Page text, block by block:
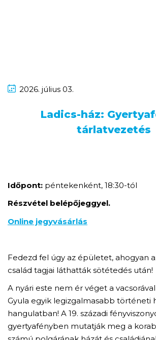
2026. július 03.
Ladics-ház:
tárlatvezetés
Időpont: péntekenként, 18:30-tól
Részvétel belépőjeggyel.
Online jegyvásárlás
Fedezd fel úgy az épületet, ahogyan
család tagjai láthatták sötétedés után!
A nyári este nem ér véget a
Gyula egyik legizgalmasabb történeti
hangulatban! A 19. századi
gyertyafényben mutatják meg a